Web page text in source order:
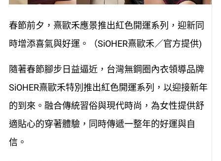
春節前夕，熹歐禾應景推出紅色開運系列，迎新同
時增添喜氣與好運。（SiOHER熹歐禾／官方提供)
隨著春節腳步日益逼近，台灣無鋼圈內衣領導品牌
SiOHER熹歐禾特別推出紅色開運系列，以迎接新年
的到來。融合傳統習俗與現代時尚，為女性提供舒
適貼心的穿著體驗，同時傳遞一整年的好運與自
信。